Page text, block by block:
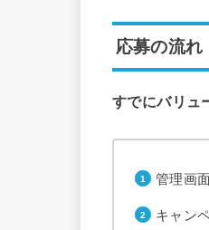
応募の流れ
すでにバリュ
管理画
キャン